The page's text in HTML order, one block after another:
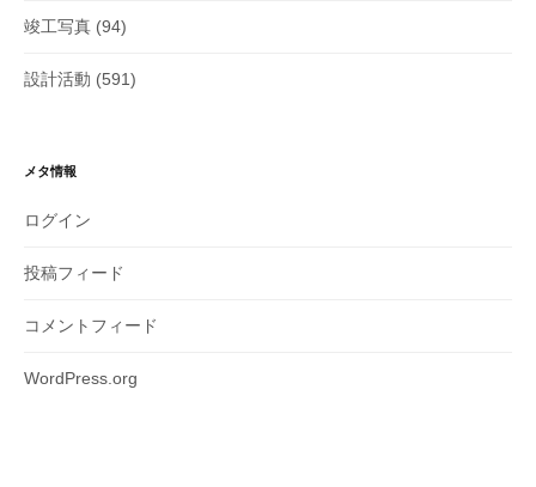
竣工写真 (94)
設計活動 (591)
メタ情報
ログイン
投稿フィード
コメントフィード
WordPress.org